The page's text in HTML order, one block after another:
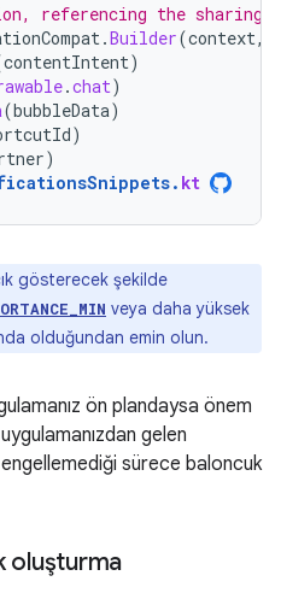
referencing the sharing
.Builder(context,
contentIntent)
.chat)
(bubbleData)
)
)
. kt
gösterecek şekilde
veya daha yüksek
olduğundan emin olun.
ön plandaysa önem
gelen
sürece baloncuk
oluşturma